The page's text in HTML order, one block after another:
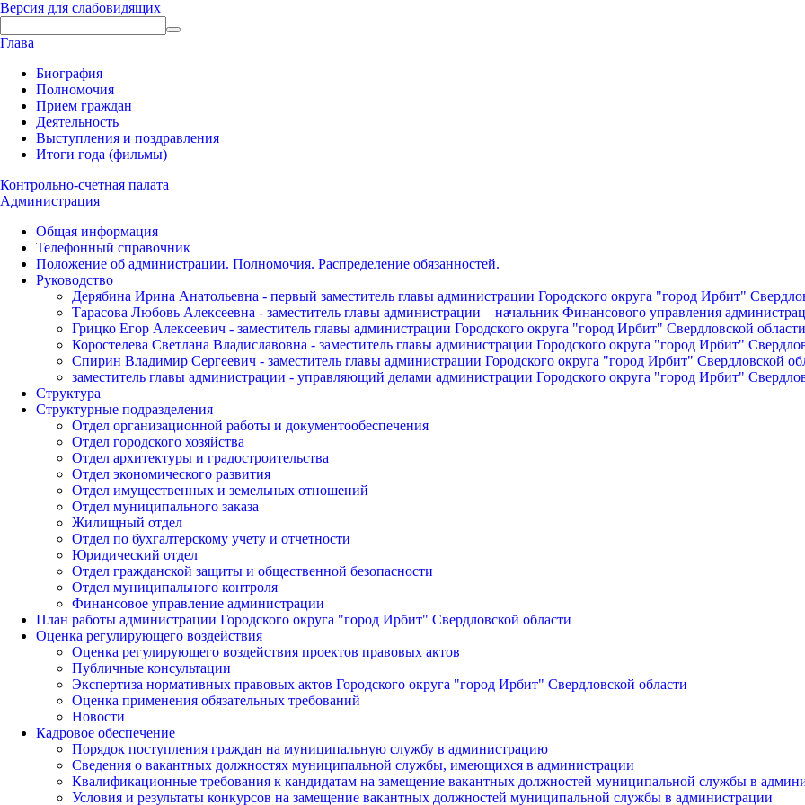
Версия для слабовидящих
Глава
Биография
Полномочия
Прием граждан
Деятельность
Выступления и поздравления
Итоги года (фильмы)
Контрольно-счетная палата
Администрация
Общая информация
Телефонный справочник
Положение об администрации. Полномочия. Распределение обязанностей.
Руководство
Дерябина Ирина Анатольевна - первый заместитель главы администрации Городского округа "город Ирбит"
Тарасова Любовь Алексеевна - заместитель главы администрации – начальник Финансового управления
Грицко Егор Алексеевич - заместитель главы администрации Городского округа "город Ирбит" Свердловской области
Коростелева Светлана Владиславовна - заместитель главы администрации Городского округа "город Ирбит"
Спирин Владимир Сергеевич - заместитель главы администрации Городского округа "город Ирбит" Свердловской
заместитель главы администрации - управляющий делами администрации Городского округа "город Ирбит"
Структура
Структурные подразделения
Отдел организационной работы и документообеспечения
Отдел городского хозяйства
Отдел архитектуры и градостроительства
Отдел экономического развития
Отдел имущественных и земельных отношений
Отдел муниципального заказа
Жилищный отдел
Отдел по бухгалтерскому учету и отчетности
Юридический отдел
Отдел гражданской защиты и общественной безопасности
Отдел муниципального контроля
Финансовое управление администрации
План работы администрации Городского округа "город Ирбит" Свердловской области
Оценка регулирующего воздействия
Оценка регулирующего воздействия проектов правовых актов
Публичные консультации
Экспертиза нормативных правовых актов Городского округа "город Ирбит" Свердловской области
Оценка применения обязательных требований
Новости
Кадровое обеспечение
Порядок поступления граждан на муниципальную службу в администрацию
Сведения о вакантных должностях муниципальной службы, имеющихся в администрации
Квалификационные требования к кандидатам на замещение вакантных должностей муниципальной службы в
Условия и результаты конкурсов на замещение вакантных должностей муниципальной службы в администрации